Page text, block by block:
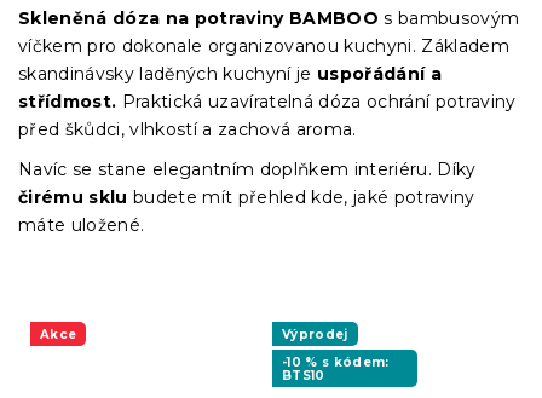
cena:
Skleněná dóza na potraviny BAMBOO s bambusovým
víčkem pro dokonale organizovanou kuchyni. Základem
skandinávsky laděných kuchyní je uspořádání a
střídmost. Praktická uzavíratelná dóza ochrání potraviny
před škůdci, vlhkostí a zachová aroma.
Navíc se stane elegantním doplňkem interiéru. Díky
čirému sklu budete mít přehled kde, jaké potraviny
máte uložené.
Akce
Výprodej
-10 % s kódem:
BTS10